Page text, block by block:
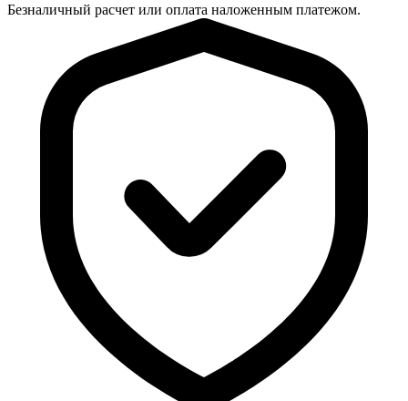
Безналичный расчет или оплата наложенным платежом.